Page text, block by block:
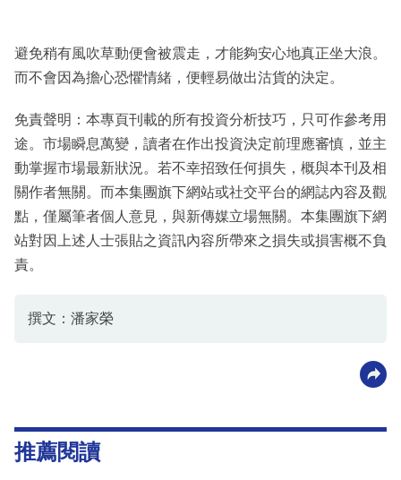
避免稍有風吹草動便會被震走，才能夠安心地真正坐大浪。
而不會因為擔心恐懼情緒，便輕易做出沽貨的決定。
免責聲明：本專頁刊載的所有投資分析技巧，只可作參考用
途。市場瞬息萬變，讀者在作出投資決定前理應審慎，並主
動掌握市場最新狀況。若不幸招致任何損失，概與本刊及相
關作者無關。而本集團旗下網站或社交平台的網誌內容及觀
點，僅屬筆者個人意見，與新傳媒立場無關。本集團旗下網
站對因上述人士張貼之資訊內容所帶來之損失或損害概不負
責。
撰文：潘家榮
推薦閱讀